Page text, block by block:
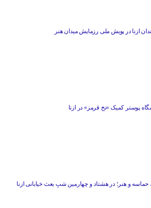
ازنا در پویش ملی رزمایش میدان هنر
پوستر کمیک «نخ قرمز» در ازنا
حماسه و هنر؛ در هشتاد و چهارمین شبِ بعث خیابانی ازنا